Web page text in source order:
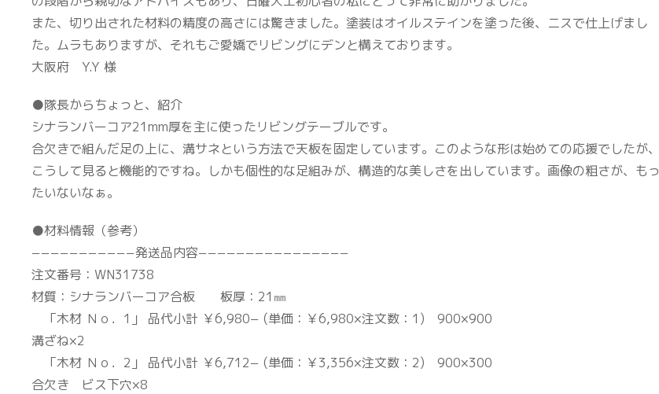
また、切り出された材料の精度の高さには驚きました。塗装はオイルステインを塗った後、ニスで仕上げまし
た。ムラもありますが、それもご愛嬌でリビングにデンと構えております。
大阪府 Y.Y 様
●隊長からちょっと、紹介
シナランバーコア21mm厚を主に使ったリビングテーブルです。
合欠きで組んだ足の上に、溝サネという方法で天板を固定しています。このような形は始めての応援でしたが、
こうして見ると機能的ですね。しかも個性的な足組みが、構造的な美しさを出しています。画像の粗さが、もっ
たいないなぁ。
●材料情報（参考）
−−−−−−−−−−−発送品内容−−−−−−−−−−−−−−−−
注文番号：WN31738
材質：シナランバーコア合板 板厚：21㎜
「木材 Ｎｏ．1」 品代小計 ￥6,980− (単価：￥6,980×注文数：1) 900×900
溝ざね×2
「木材 Ｎｏ．2」 品代小計 ￥6,712− (単価：￥3,356×注文数：2) 900×300
合欠き ビス下穴×8